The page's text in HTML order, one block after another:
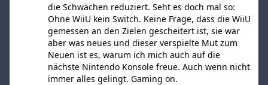
die Schwächen reduziert. Seht es doch mal so:
Ohne WiiU kein Switch. Keine Frage, dass die WiiU
gemessen an den Zielen gescheitert ist, sie war
aber was neues und dieser verspielte Mut zum
Neuen ist es, warum ich mich auch auf die
nächste Nintendo Konsole freue. Auch wenn nicht
immer alles gelingt. Gaming on.